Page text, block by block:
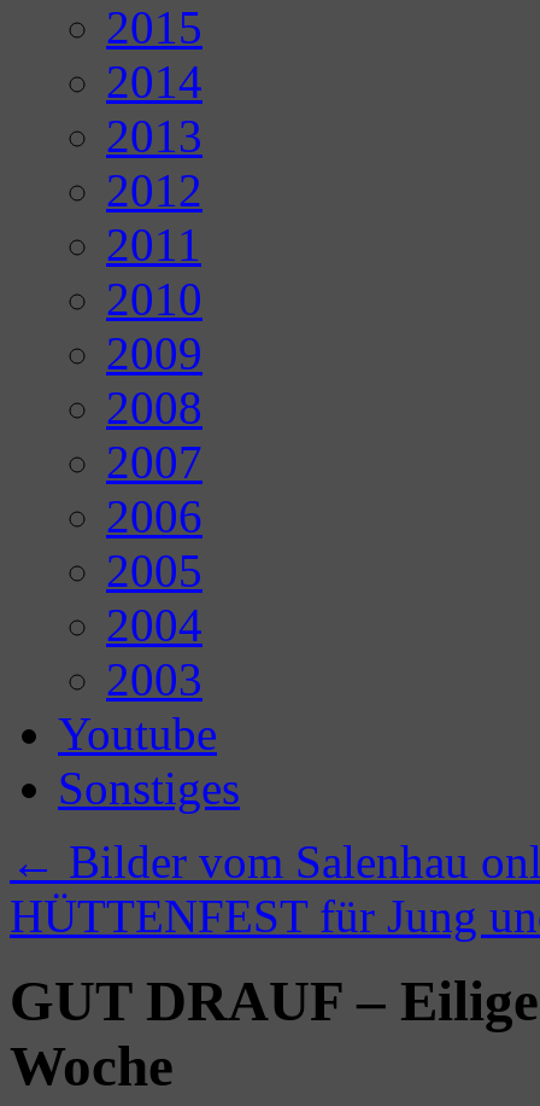
2015
2014
2013
2012
2011
2010
2009
2008
2007
2006
2005
2004
2003
Youtube
Sonstiges
← Bilder vom Salenhau
HÜTTENFEST für Jung
GUT DRAUF –
Woche